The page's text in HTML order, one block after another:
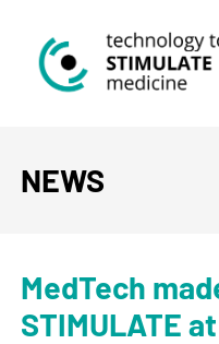
NEWS
MedTech
STIMULATE